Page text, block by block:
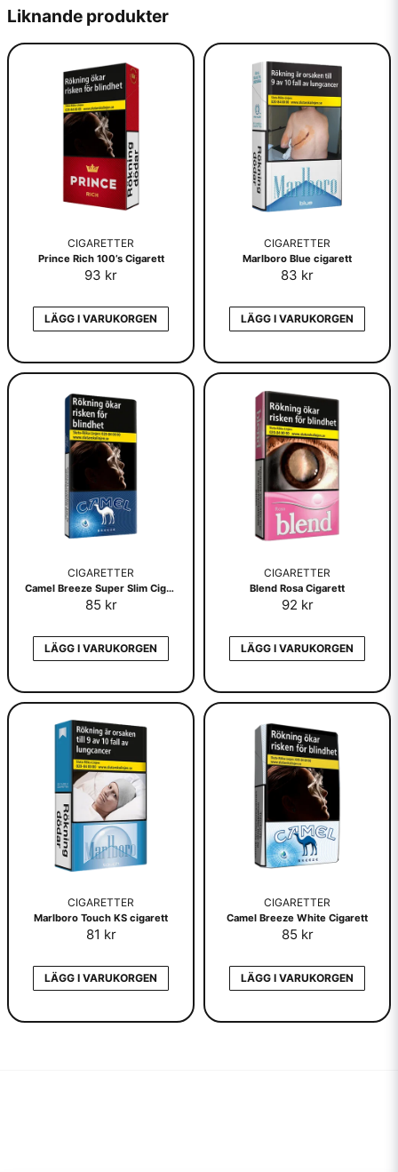
Liknande produkter
CIGARETTER
Prince Rich 100’s Cigarett
93 kr
LÄGG I VARUKORGEN
CIGARETTER
Marlboro Blue cigarett
83 kr
LÄGG I VARUKORGEN
CIGARETTER
Camel Breeze Super Slim Cigarett
85 kr
LÄGG I VARUKORGEN
CIGARETTER
Blend Rosa Cigarett
92 kr
LÄGG I VARUKORGEN
CIGARETTER
Marlboro Touch KS cigarett
81 kr
LÄGG I VARUKORGEN
CIGARETTER
Camel Breeze White Cigarett
85 kr
LÄGG I VARUKORGEN